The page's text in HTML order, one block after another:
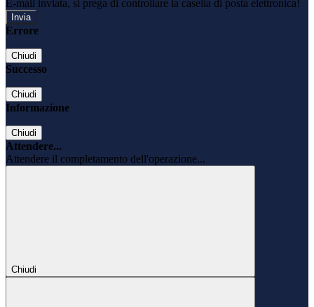
E-mail inviata, si prega di controllare la casella di posta elettronica!
Errore
Chiudi
Successo
Chiudi
Informazione
Chiudi
Attendere...
Attendere il completamento dell'operazione...
Chiudi